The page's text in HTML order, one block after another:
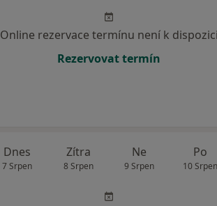
Online rezervace termínu není k dispozici
Rezervovat termín
Dnes
7 Srpen
Zítra
8 Srpen
Ne
9 Srpen
Po
10 Srpen